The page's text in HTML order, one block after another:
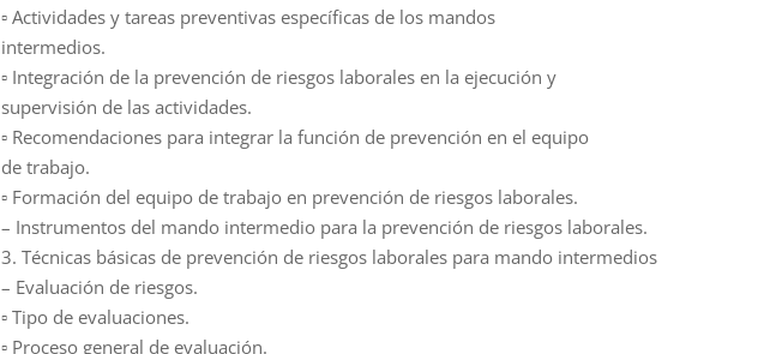
▫ Actividades y tareas preventivas específicas de los mandos
intermedios.
▫ Integración de la prevención de riesgos laborales en la ejecución y
supervisión de las actividades.
▫ Recomendaciones para integrar la función de prevención en el equipo
de trabajo.
▫ Formación del equipo de trabajo en prevención de riesgos laborales.
– Instrumentos del mando intermedio para la prevención de riesgos laborales.
3. Técnicas básicas de prevención de riesgos laborales para mando intermedios
– Evaluación de riesgos.
▫ Tipo de evaluaciones.
▫ Proceso general de evaluación.